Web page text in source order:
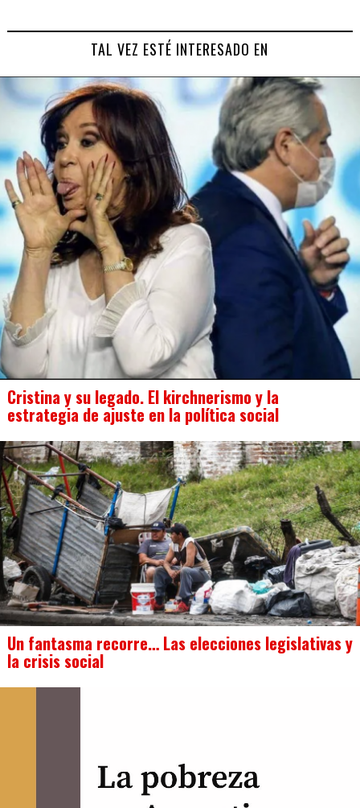
TAL VEZ ESTÉ INTERESADO EN
Cristina y su legado. El kirchnerismo y la
estrategia de ajuste en la política social
Un fantasma recorre… Las elecciones legislativas y
la crisis social